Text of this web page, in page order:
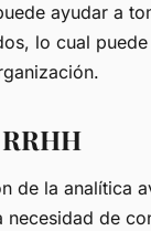
ayudar a
lo cual
de la analítica
de